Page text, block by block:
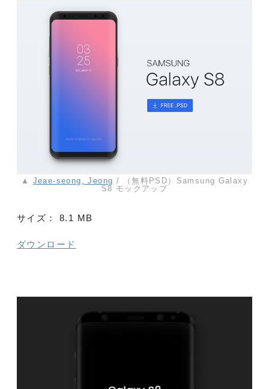
▲ Jeae-seong, Jeong / （無料PSD）Samsung Galaxy
S8 モックアップ
サイズ： 8.1 MB
ダウンロード